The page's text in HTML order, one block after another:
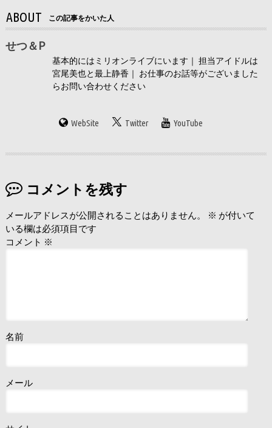
ABOUT この記事をかいた人
せつ＆P
基本的にはミリオンライブにいます｜ 担当アイドルは
宮尾美也と最上静香｜ お仕事のお話等がございました
らお問い合わせください
WebSite Twitter YouTube
コメントを残す
メールアドレスが公開されることはありません。 ※ が付いて
いる欄は必須項目です
コメント ※
名前
メール